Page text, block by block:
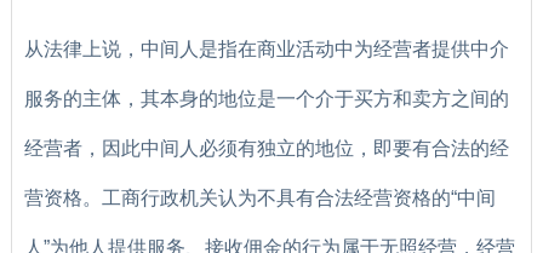
从法律上说，中间人是指在商业活动中为经营者提供中介
服务的主体，其本身的地位是一个介于买方和卖方之间的
经营者，因此中间人必须有独立的地位，即要有合法的经
营资格。工商行政机关认为不具有合法经营资格的“中间
人”为他人提供服务、接收佣金的行为属于无照经营，经营